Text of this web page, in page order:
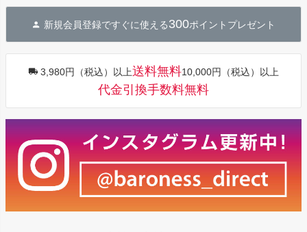
へ
新規会員登録ですぐに使える300ポイントプレゼント
3,980円（税込）以上送料無料10,000円（税込）以上
代金引換手数料無料